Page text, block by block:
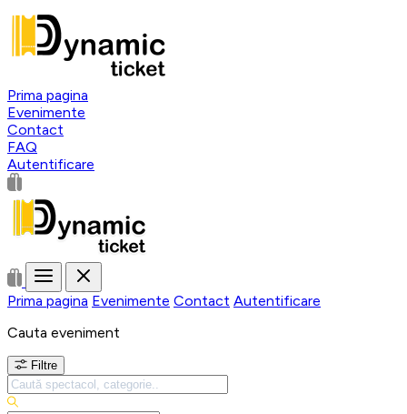
Prima pagina
Evenimente
Contact
FAQ
Autentificare
Prima pagina Evenimente Contact Autentificare
Cauta eveniment
Filtre